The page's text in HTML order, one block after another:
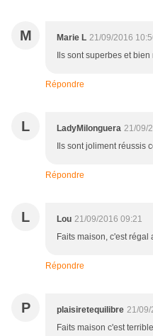
M Marie L 21/09/2016
Ils sont superbes et
Répondre
L LadyMilonguera 21/09/
Ils sont joliment réussis
Répondre
L Lou 21/09/2016 09:21
Faits maison, c'est régal
Répondre
P plaisiretequilibre 21/09/
Faits maison c'est